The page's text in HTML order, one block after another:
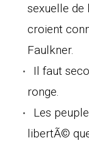
sexuelle
croient
Faulkner.
Il faut
ronge.
Les
libertÃ©